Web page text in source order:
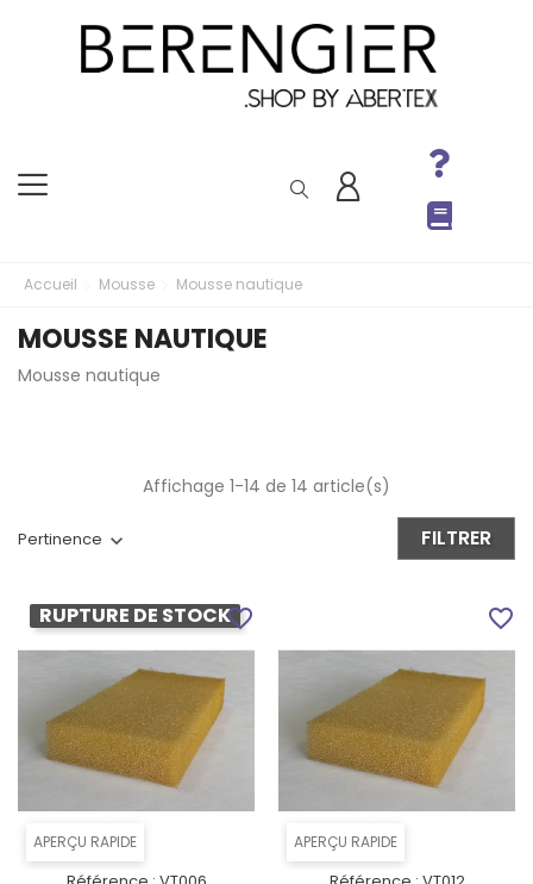
Accueil Mousse Mousse nautique
MOUSSE NAUTIQUE
Mousse nautique
Pertinence FILTRER
Affichage 1-14 de 14 article(s)
APERÇU RAPIDE
RUPTURE DE STOCKfavorite_border
APERÇU RAPIDE
favorite_border